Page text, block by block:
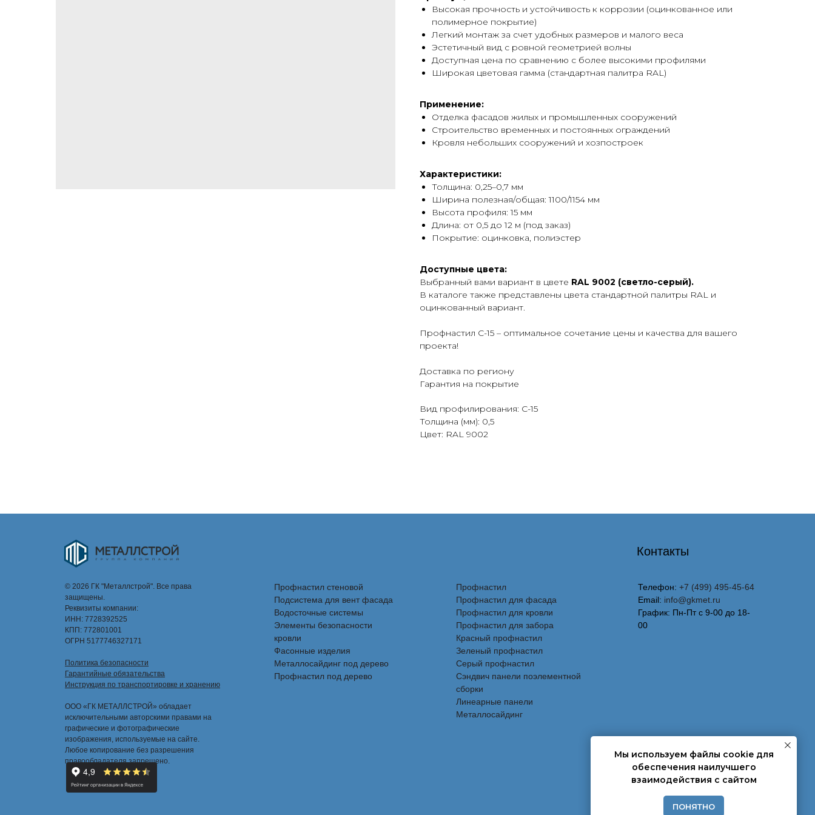
Высокая прочность и устойчивость к коррозии (оцинкованное или
полимерное покрытие)
Легкий монтаж за счет удобных размеров и малого веса
Эстетичный вид с ровной геометрией волны
Доступная цена по сравнению с более высокими профилями
Широкая цветовая гамма (стандартная палитра RAL)
Применение:
Отделка фасадов жилых и промышленных сооружений
Строительство временных и постоянных ограждений
Кровля небольших сооружений и хозпостроек
Характеристики:
Толщина: 0,25–0,7 мм
Ширина полезная/общая: 1100/1154 мм
Высота профиля: 15 мм
Длина: от 0,5 до 12 м (под заказ)
Покрытие: оцинковка, полиэстер
Доступные цвета:
Выбранный вами вариант в цвете RAL 9002 (светло-серый).
В каталоге также представлены цвета стандартной палитры RAL и
оцинкованный вариант.
Профнастил С-15 – оптимальное сочетание цены и качества для вашего
проекта!
Доставка по региону
Гарантия на покрытие
Вид профилирования: С-15
Толщина (мм): 0,5
Цвет: RAL 9002
© 2026 ГК "Металлстрой". Все права
защищены.
Реквизиты компании:
ИНН: 7728392525
КПП: 772801001
ОГРН 5177746327171
Политика безопасности
Гарантийные обязательства
Инструкция по транспортировке и хранению
ООО «ГК МЕТАЛЛСТРОЙ» обладает
исключительными авторскими правами на
графические и фотографические
изображения, используемые на сайте.
Любое копирование без разрешения
правообладателя запрещено.
Профнастил стеновой
Подсистема для вент фасада
Водосточные системы
Элементы безопасности
кровли
Фасонные изделия
Металлосайдинг под дерево
Профнастил под дерево
Профнастил
Профнастил для фасада
Профнастил для кровли
Профнастил для забора
Красный профнастил
Зеленый профнастил
Серый профнастил
Сэндвич панели поэлементной
сборки
Линеарные панели
Металлосайдинг
Телефон: +7 (499) 495-45-64
Email: info@gkmet.ru
График: Пн-Пт с 9-00 до 18-
00
Контакты
Мы используем файлы cookie для
обеспечения наилучшего
взаимодействия с сайтом
ПОНЯТНО